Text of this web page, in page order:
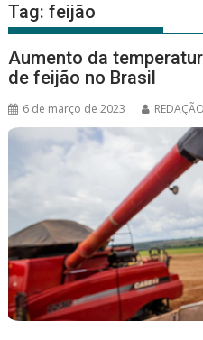
Tag:feijão
Aumento da
de feijão no Brasil
6 de março de 2023